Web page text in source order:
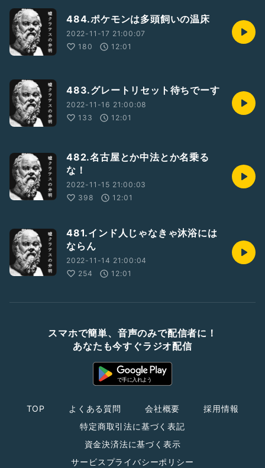
484.ポケモンは多頭飼いの温床
2022-11-17 21:00:07
180
12:01
483.グレートリセット待ちでーす
2022-11-16 21:00:08
133
12:01
482.名古屋とか中法とか名乗る
な！
2022-11-15 21:00:03
398
12:01
481.インド人じゃなきゃ沐浴には
ならん
2022-11-14 21:00:04
254
12:01
スマホで簡単、音声のみで配信者に！
あなたも今すぐラジオ配信
TOP よくある質問 会社概要
採用情報
特定商取引法に基づく表記
資金決済法に基づく表示
サービスプライバシーポリシー